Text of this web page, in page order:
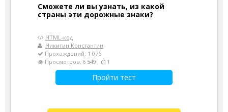
Сможете ли вы узнать, из какой
страны эти дорожные знаки?
HTML-код
Никитин Константин
Прохождений: 1 076
Просмотров: 6 549
1
Пройти тест